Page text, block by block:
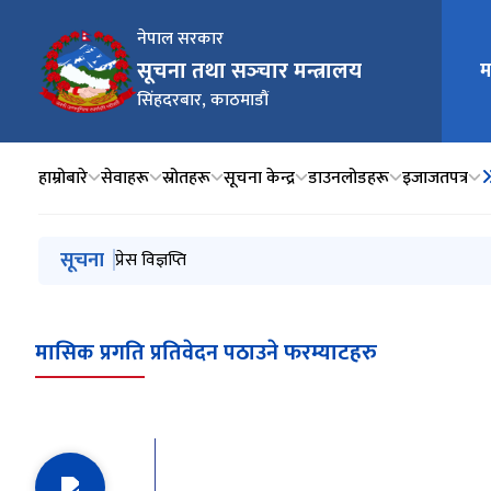
नेपाल सरकार
सूचना तथा सञ्‍चार मन्त्रालय
सिंहदरबार, काठमाडौं
हाम्रोबारे सेवाहरू स्रोतहरू सूचना केन्द्र डाउनलोडहरू इजाजतपत्र
मुख्य नेभिगेसनमा जानुहोस्
सूचना प्रेस विज्ञप्ति
प्रेस विज्ञप्ति
प्रेस विज्ञप्ति
सामाजिक सञ्जालको प्रयोगलाई व्यवस्थित गर्ने सम्बन्धमा
प्रेस विज्ञप्ति
मासिक प्रगति प्रतिवेदन पठाउने फरम्याटहरु